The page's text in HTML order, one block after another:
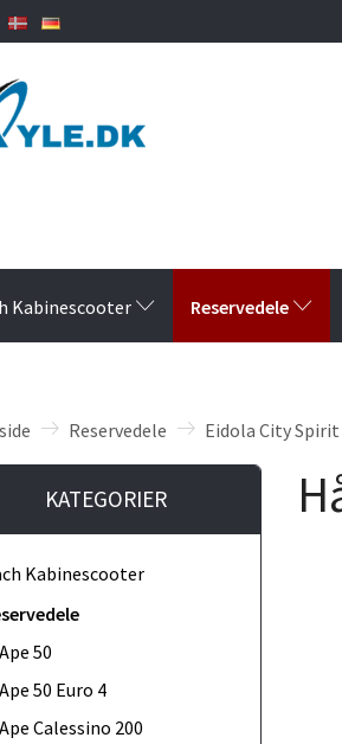
Kabinescooter Reservedele
Reservedele Eidola City Spirit
KATEGORIER
Kabinescooter
Ape 50
Ape 50 Euro 4
Ape Calessino 200